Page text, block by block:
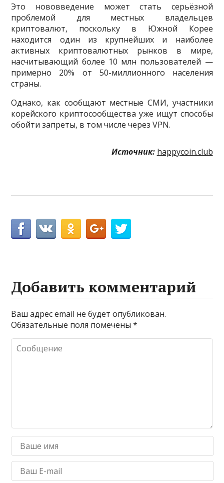
Это нововведение может стать серьёзной
проблемой для местных владельцев
криптовалют, поскольку в Южной Корее
находится один из крупнейших и наиболее
активных криптовалютных рынков в мире,
насчитывающий более 10 млн пользователей —
примерно 20% от 50-миллионного населения
страны.
Однако, как сообщают местные СМИ, участники
корейского криптосообщества уже ищут способы
обойти запреты, в том числе через VPN.
Источник: happycoin.club
Добавить комментарий
Ваш адрес email не будет опубликован.
Обязательные поля помечены*